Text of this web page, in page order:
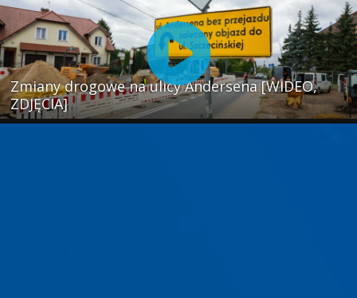
Zmiany drogowe na ulicy Andersena [WIDEO,
ZDJĘCIA]